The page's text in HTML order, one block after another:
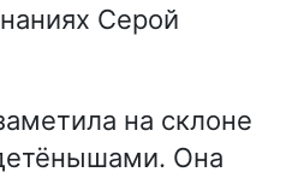
Серой
на склоне
Она